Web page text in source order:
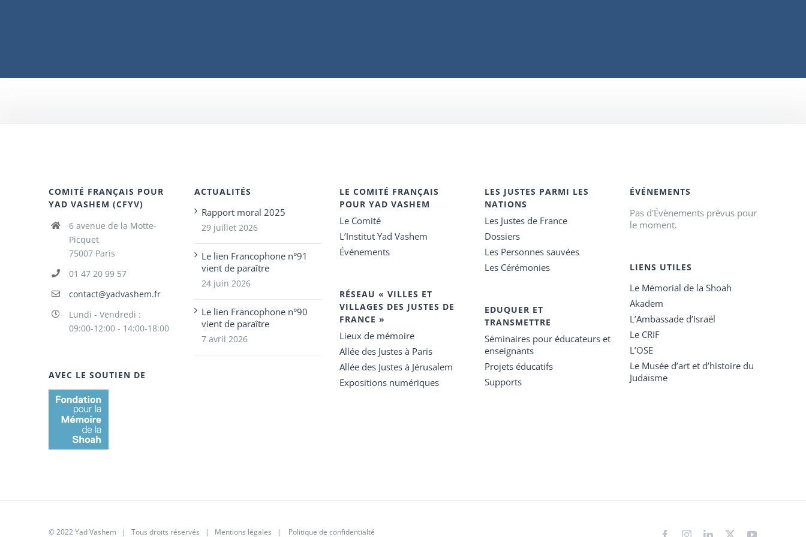
COMITÉ FRANÇAIS POUR
YAD VASHEM (CFYV)
6 avenue de la Motte-
Picquet
75007 Paris
01 47 20 99 57
contact@yadvashem.fr
Lundi - Vendredi :
09:00-12:00 - 14:00-18:00
AVEC LE SOUTIEN DE
ACTUALITÉS
Rapport moral 2025
29 juillet 2026
Le lien Francophone n°91
vient de paraître
24 juin 2026
Le lien Francophone n°90
vient de paraître
7 avril 2026
LE COMITÉ FRANÇAIS
POUR YAD VASHEM
Le Comité
L’Institut Yad Vashem
Événements
RÉSEAU « VILLES ET
VILLAGES DES JUSTES DE
FRANCE »
Lieux de mémoire
Allée des Justes à Paris
Allée des Justes à Jérusalem
Expositions numériques
LES JUSTES PARMI LES
NATIONS
Les Justes de France
Dossiers
Les Personnes sauvées
Les Cérémonies
EDUQUER ET
TRANSMETTRE
Séminaires pour éducateurs et
enseignants
Projets éducatifs
Supports
ÉVÉNEMENTS
Pas d'Évènements prévus pour
le moment.
LIENS UTILES
Le Mémorial de la Shoah
Akadem
L’Ambassade d’Israël
Le CRIF
L’OSE
Le Musée d’art et d’histoire du
Judaïsme
© 2022 Yad Vashem | Tous droits réservés | Mentions légales | Politique de confidentialté FacebookInstagramLinkedIn
X YouTube